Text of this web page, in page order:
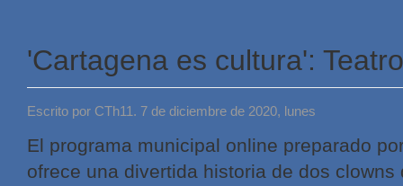
'Cartagena es cultura':
Escrito por CTh11. 7 de diciembre de 2020, lunes
El programa municipal online preparado
ofrece una divertida historia de dos